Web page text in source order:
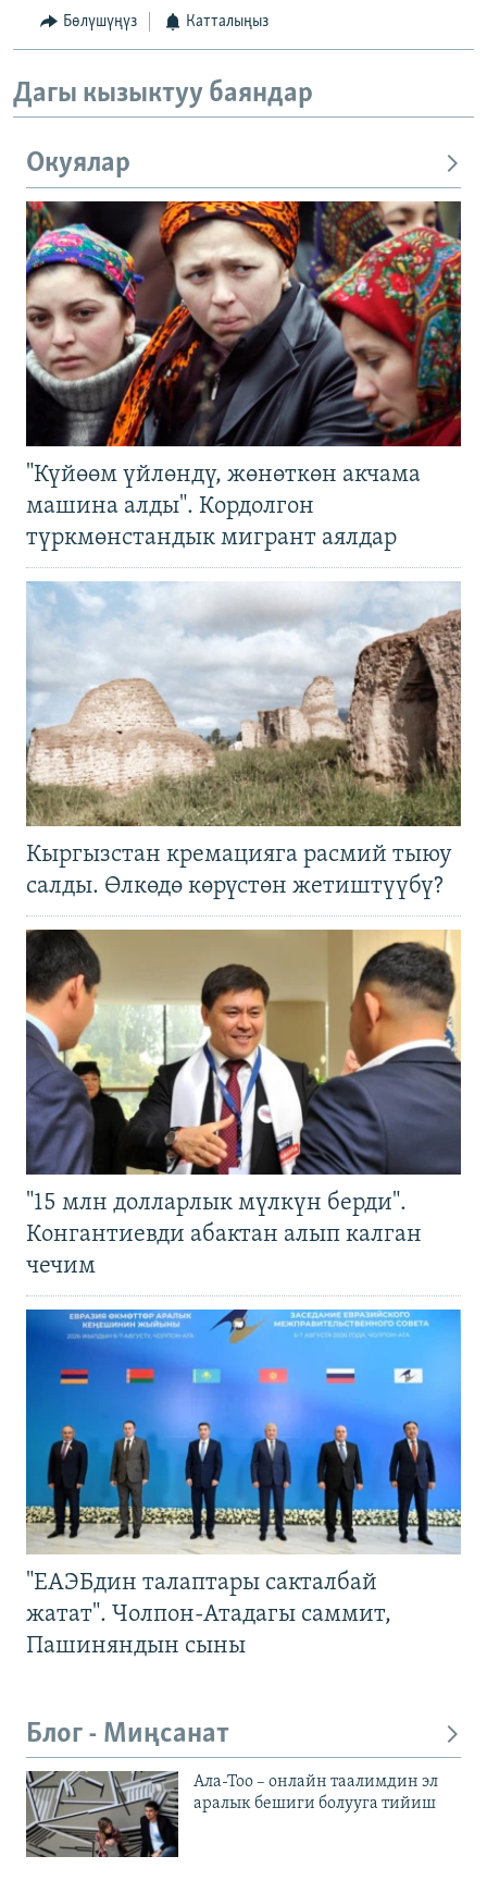
Бөлүшүңүз Катталыңыз
Дагы кызыктуу баяндар
Окуялар
"Күйөөм үйлөндү, жөнөткөн акчама
машина алды". Кордолгон
түркмөнстандык мигрант аялдар
Кыргызстан кремацияга расмий тыюу
салды. Өлкөдө көрүстөн жетиштүүбү?
"15 млн долларлык мүлкүн берди".
Конгантиевди абактан алып калган
чечим
"ЕАЭБдин талаптары сакталбай
жатат". Чолпон-Атадагы саммит,
Пашиняндын сыны
Блог - Миңсанат
Ала-Тоо – онлайн таалимдин эл
аралык бешиги болууга тийиш